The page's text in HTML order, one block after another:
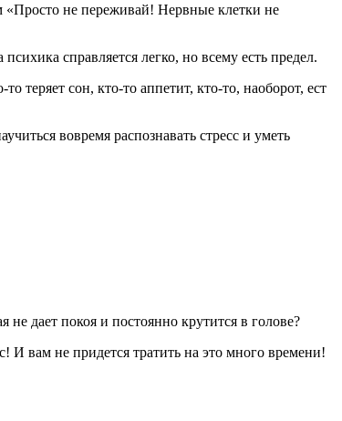
не переживай! Нервные клетки не
справляется легко, но всему есть предел.
теряет сон, кто-то аппетит, кто-то, наоборот, ест
вовремя распознавать стресс и уметь
не дает покоя и постоянно крутится в голове?
И вам не придется тратить на это много времени!